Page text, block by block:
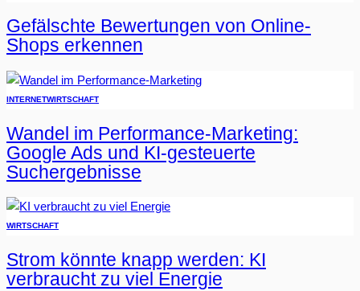
Gefälschte Bewertungen von Online-
Shops erkennen
INTERNETWIRTSCHAFT
Wandel im Performance-Marketing:
Google Ads und KI-gesteuerte
Suchergebnisse
WIRTSCHAFT
Strom könnte knapp werden: KI
verbraucht zu viel Energie